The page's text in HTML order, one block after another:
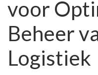
voor
Beheer
Logistiek